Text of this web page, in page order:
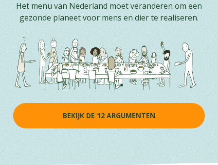
Het menu van Nederland moet veranderen om een
gezonde planeet voor mens en dier te realiseren.
BEKIJK DE 12 ARGUMENTEN